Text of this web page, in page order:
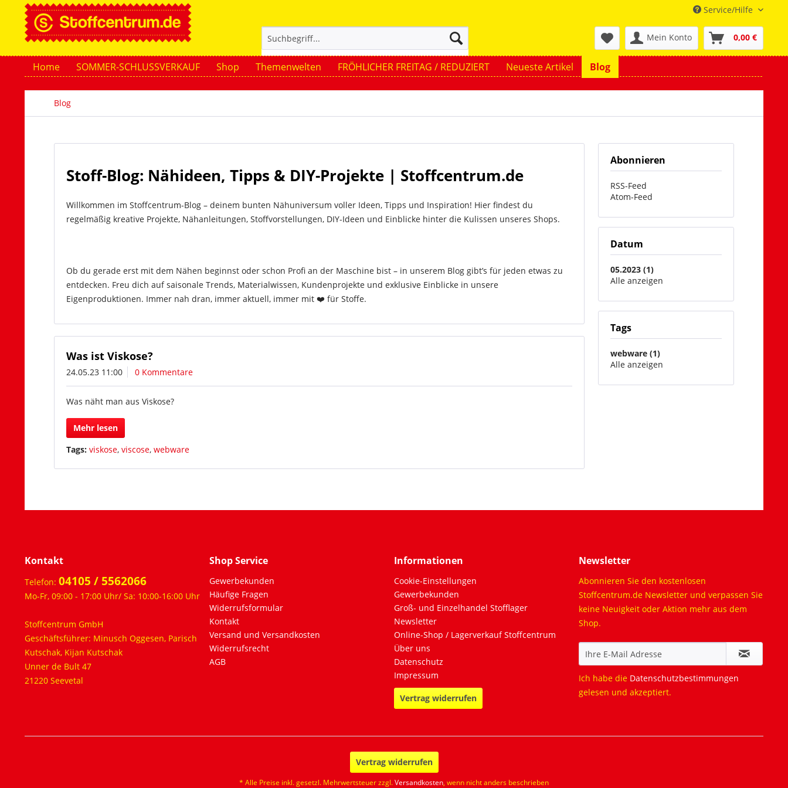
Service/Hilfe
Mein Konto 0,00 €
Home SOMMER-SCHLUSSVERKAUF Shop Themenwelten FRÖHLICHER FREITAG / REDUZIERT Neueste Artikel Blog
Blog
Abonnieren
RSS-Feed
Atom-Feed
Datum
05.2023 (1)
Alle anzeigen
Tags
webware (1)
Alle anzeigen
Stoff-Blog: Nähideen, Tipps & DIY-Projekte | Stoffcentrum.de
Willkommen im Stoffcentrum-Blog – deinem bunten Nähuniversum voller Ideen, Tipps und Inspiration! Hier findest du
regelmäßig kreative Projekte, Nähanleitungen, Stoffvorstellungen, DIY-Ideen und Einblicke hinter die Kulissen unseres Shops.
Ob du gerade erst mit dem Nähen beginnst oder schon Profi an der Maschine bist – in unserem Blog gibt’s für jeden etwas zu
entdecken. Freu dich auf saisonale Trends, Materialwissen, Kundenprojekte und exklusive Einblicke in unsere
Eigenproduktionen. Immer nah dran, immer aktuell, immer mit ❤️ für Stoffe.
Was ist Viskose?
24.05.23 11:00 0 Kommentare
Was näht man aus Viskose?
Mehr lesen
Tags: viskose, viscose, webware
Kontakt
Telefon: 04105 / 5562066
Mo-Fr, 09:00 - 17:00 Uhr/ Sa: 10:00-16:00 Uhr
Stoffcentrum GmbH
Geschäftsführer: Minusch Oggesen, Parisch
Kutschak, Kijan Kutschak
Unner de Bult 47
21220 Seevetal
Shop Service
Gewerbekunden
Häufige Fragen
Widerrufsformular
Kontakt
Versand und Versandkosten
Widerrufsrecht
AGB
Informationen
Cookie-Einstellungen
Gewerbekunden
Groß- und Einzelhandel Stofflager
Newsletter
Online-Shop / Lagerverkauf Stoffcentrum
Über uns
Datenschutz
Impressum
Vertrag widerrufen
Newsletter
Abonnieren Sie den kostenlosen
Stoffcentrum.de Newsletter und verpassen Sie
keine Neuigkeit oder Aktion mehr aus dem
Shop.
Ich habe die Datenschutzbestimmungen
gelesen und akzeptiert.
Vertrag widerrufen
* Alle Preise inkl. gesetzl. Mehrwertsteuer zzgl.Versandkosten, wenn nicht anders beschrieben